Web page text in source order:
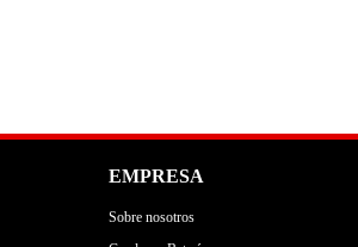
EMPRESA
Sobre nosotros